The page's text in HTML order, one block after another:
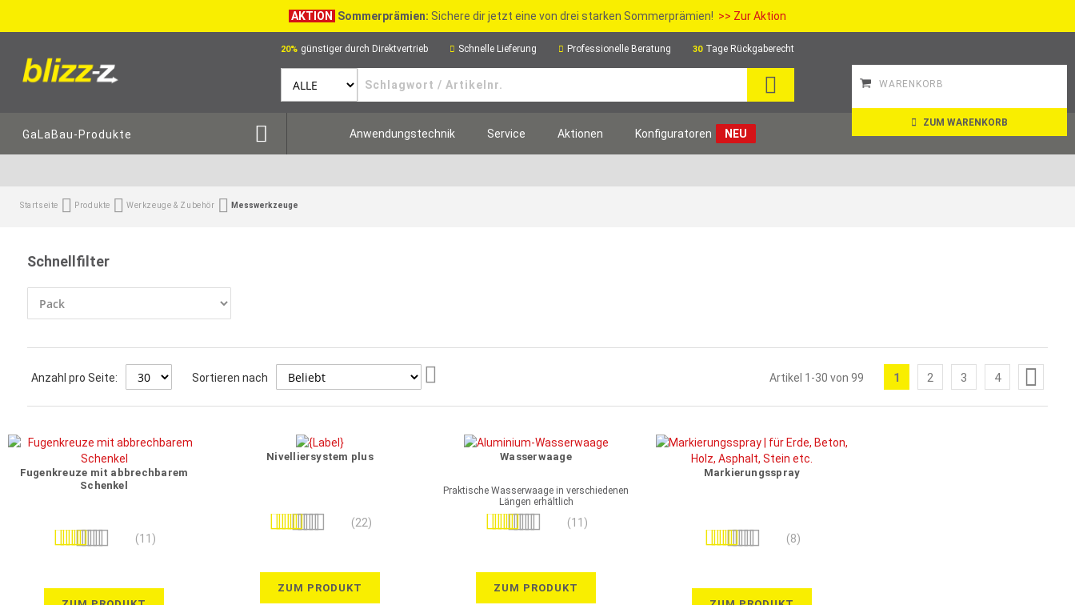
AKTION Sommerprämien: Sichere dir jetzt eine von drei starken Sommerprämien! >> Zur Aktion
20% günstiger durch Direktvertrieb Schnelle Lieferung Professionelle Beratung 30 Tage Rückgaberecht
WARENKORB
ZUM WARENKORB
GaLaBau-Produkte Anwendungstechnik Service Aktionen Konfiguratoren NEU
Startseite Produkte Werkzeuge & Zubehör Messwerkzeuge
Schnellfilter
Anzahl pro Seite: Sortieren nach Artikel 1 -30 von99 Sie
1 Seite
2 Seite
3 Seite
4
Fugenkreuze mit abbrechbarem
Schenkel
Bewertung: (11)
Nivelliersystem plus
Bewertung: (22)
ZUM PRODUKT
Wasserwaage
Praktische Wasserwaage in verschiedenen
Längen erhältlich
Bewertung:
(11)
ZUM PRODUKT
Markierungsspray
Bewertung: (8)